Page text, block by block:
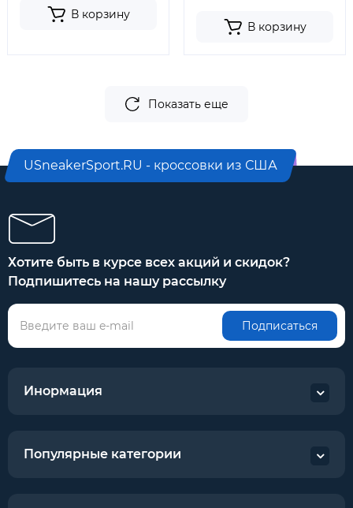
В корзину
В корзину
Показать еще
USneakerSport.RU - кроссовки из США
Хотите быть в курсе всех акций и скидок?
Подпишитесь на нашу рассылку
Подписаться
Инормация
Популярные категории